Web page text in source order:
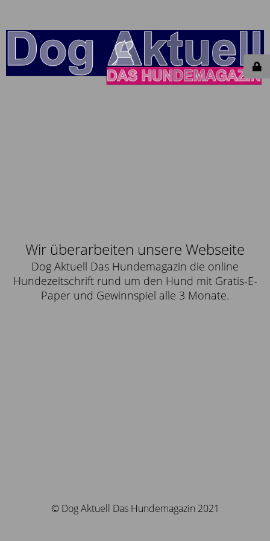
Wir überarbeiten unsere Webseite
Dog Aktuell Das Hundemagazin die online
Hundezeitschrift rund um den Hund mit Gratis-E-
Paper und Gewinnspiel alle 3 Monate.
© Dog Aktuell Das Hundemagazin 2021